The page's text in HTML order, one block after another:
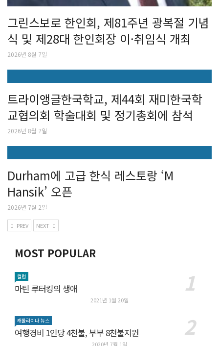
그린스보로 한인회, 제81주년 광복절 기념
식 및 제28대 한인회장 이·취임식 개최
2026년 8월 7일
트라이앵글한국학교, 제44회 재미한국학
교협의회 학술대회 및 정기총회에 참석
2026년 8월 7일
Durham에 고급 한식 레스토랑 ‘M
Hansik’ 오픈
2026년 7월 2일
PREV NEXT
MOST POPULAR
컬럼
마틴 루터킹의 생애
2021년 1월 20일
캐롤라이나 뉴스
여행경비 1인당 4천불, 부부 8천불지원
2020년 7월 1일